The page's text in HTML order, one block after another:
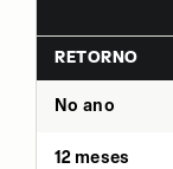
RETORNO
No ano
12 meses